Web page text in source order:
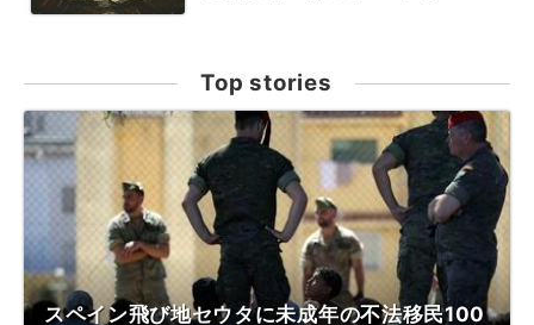
Top stories
スペイン飛び地セウタに未成年の不法移民100